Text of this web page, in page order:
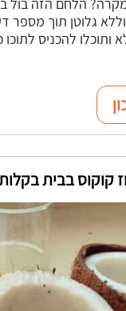
גלוטן תוך מספר
להכניס
קוקוס בבית